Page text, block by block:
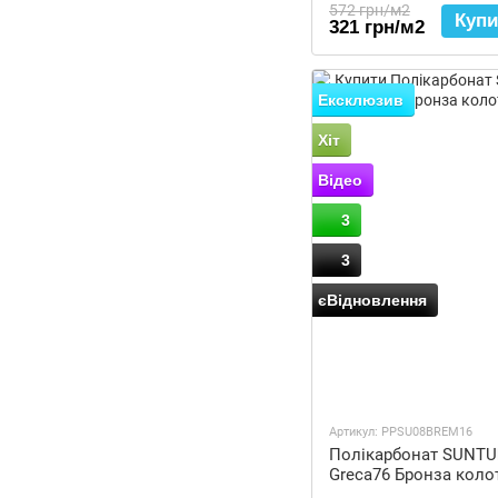
572 грн/м2
321 грн/м2
Ексклюзив
Хіт
Відео
3
3
єВідновлення
Артикул: PPSU08BREM16
Полікарбонат
Greca76 Бронза